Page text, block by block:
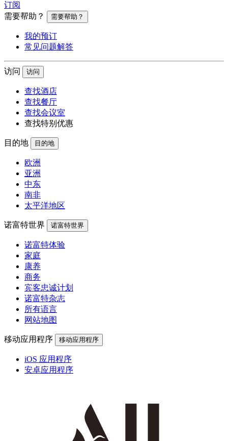
订阅
需要帮助？
需要帮助？
我的预订
常见问题解答
访问 访问
查找酒店
查找餐厅
查找会议室
查找特别优惠
目的地 目的地
欧洲
亚洲
中东
南非
太平洋地区
诺富特世界 诺富特世界
诺富特体验
家庭
康养
商务
宾客忠诚计划
诺富特杂志
所有语言
网站地图
移动应用程序 移动应用程序
iOS 应用程序
安卓应用程序